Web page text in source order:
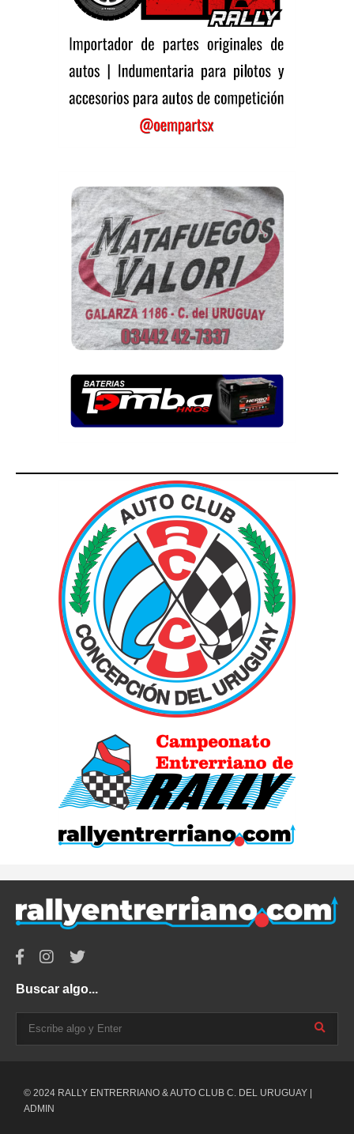
Buscar algo...
© 2024 RALLY ENTRERRIANO & AUTO CLUB C. DEL URUGUAY |
ADMIN